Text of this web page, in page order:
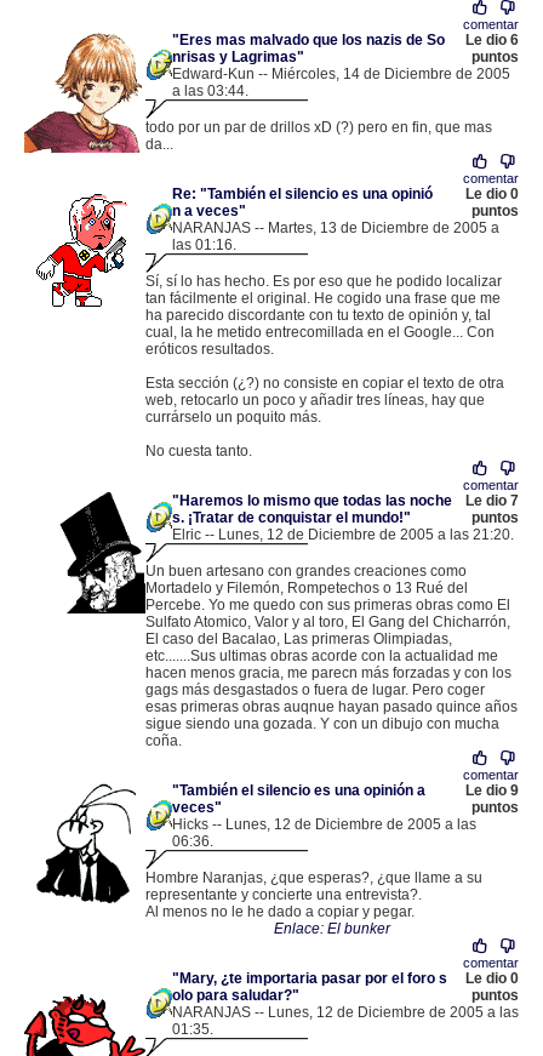
comentar
"Eres mas malvado que los nazis de So
nrisas y Lagrimas"
Le dio 6
puntos
Edward-Kun -- Miércoles, 14 de Diciembre de 2005
a las 03:44.
todo por un par de drillos xD (?) pero en fin, que mas
da...
comentar
Re: "También el silencio es una opinió
n a veces"
Le dio 0
puntos
NARANJAS -- Martes, 13 de Diciembre de 2005 a
las 01:16.
Sí, sí lo has hecho. Es por eso que he podido localizar
tan fácilmente el original. He cogido una frase que me
ha parecido discordante con tu texto de opinión y, tal
cual, la he metido entrecomillada en el Google... Con
eróticos resultados.
Esta sección (¿?) no consiste en copiar el texto de otra
web, retocarlo un poco y añadir tres líneas, hay que
currárselo un poquito más.
No cuesta tanto.
comentar
"Haremos lo mismo que todas las noche
s. ¡Tratar de conquistar el mundo!"
Le dio 7
puntos
Elric -- Lunes, 12 de Diciembre de 2005 a las 21:20.
Un buen artesano con grandes creaciones como
Mortadelo y Filemón, Rompetechos o 13 Rué del
Percebe. Yo me quedo con sus primeras obras como El
Sulfato Atomico, Valor y al toro, El Gang del Chicharrón,
El caso del Bacalao, Las primeras Olimpiadas,
etc.......Sus ultimas obras acorde con la actualidad me
hacen menos gracia, me parecn más forzadas y con los
gags más desgastados o fuera de lugar. Pero coger
esas primeras obras auqnue hayan pasado quince años
sigue siendo una gozada. Y con un dibujo con mucha
coña.
comentar
"También el silencio es una opinión a
veces"
Le dio 9
puntos
Hicks -- Lunes, 12 de Diciembre de 2005 a las
06:36.
Hombre Naranjas, ¿que esperas?, ¿que llame a su
representante y concierte una entrevista?.
Al menos no le he dado a copiar y pegar.
Enlace: El bunker
comentar
"Mary, ¿te importaria pasar por el foro s
olo para saludar?"
Le dio 0
puntos
NARANJAS -- Lunes, 12 de Diciembre de 2005 a las
01:35.